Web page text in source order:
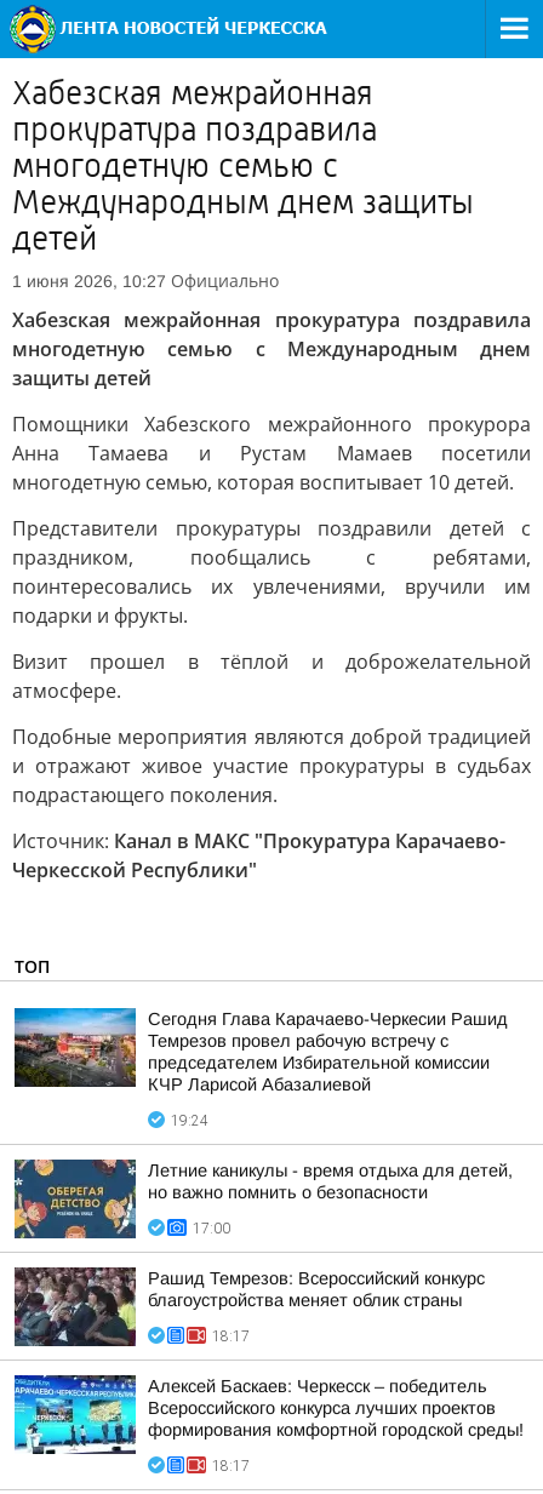
Хабезская межрайонная
прокуратура поздравила
многодетную семью с
Международным днем защиты
детей
1 июня 2026, 10:27 Официально
Хабезская межрайонная прокуратура поздравила
многодетную семью с Международным днем
защиты детей
Помощники Хабезского межрайонного прокурора
Анна Тамаева и Рустам Мамаев посетили
многодетную семью, которая воспитывает 10 детей.
Представители прокуратуры поздравили детей с
праздником, пообщались с ребятами,
поинтересовались их увлечениями, вручили им
подарки и фрукты.
Визит прошел в тёплой и доброжелательной
атмосфере.
Подобные мероприятия являются доброй традицией
и отражают живое участие прокуратуры в судьбах
подрастающего поколения.
Источник: Канал в МАКС "Прокуратура Карачаево-
Черкесской Республики"
ТОП
Сегодня Глава Карачаево-Черкесии Рашид
Темрезов провел рабочую встречу с
председателем Избирательной комиссии
КЧР Ларисой Абазалиевой
19:24
Летние каникулы - время отдыха для детей,
но важно помнить о безопасности
17:00
Рашид Темрезов: Всероссийский конкурс
благоустройства меняет облик страны
18:17
Алексей Баскаев: Черкесск – победитель
Всероссийского конкурса лучших проектов
формирования комфортной городской среды!
18:17